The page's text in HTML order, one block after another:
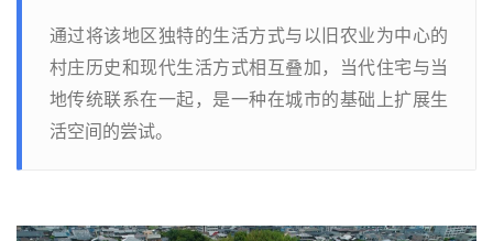
通过将该地区独特的生活方式与以旧农业为中心的
村庄历史和现代生活方式相互叠加，当代住宅与当
地传统联系在一起，是一种在城市的基础上扩展生
活空间的尝试。